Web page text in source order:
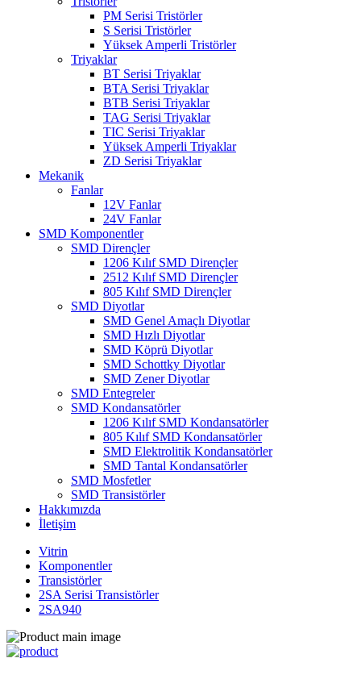
PM Serisi Tristörler
S Serisi Tristörler
Yüksek Amperli Tristörler
Triyaklar
BT Serisi Triyaklar
BTA Serisi Triyaklar
BTB Serisi Triyaklar
TAG Serisi Triyaklar
TIC Serisi Triyaklar
Yüksek Amperli Triyaklar
ZD Serisi Triyaklar
Mekanik
Fanlar
12V Fanlar
24V Fanlar
SMD Komponentler
SMD Dirençler
1206 Kılıf SMD Dirençler
2512 Kılıf SMD Dirençler
805 Kılıf SMD Dirençler
SMD Diyotlar
SMD Genel Amaçlı Diyotlar
SMD Hızlı Diyotlar
SMD Köprü Diyotlar
SMD Schottky Diyotlar
SMD Zener Diyotlar
SMD Entegreler
SMD Kondansatörler
1206 Kılıf SMD Kondansatörler
805 Kılıf SMD Kondansatörler
SMD Elektrolitik Kondansatörler
SMD Tantal Kondansatörler
SMD Mosfetler
SMD Transistörler
Hakkımızda
İletişim
Vitrin
Komponentler
Transistörler
2SA Serisi Transistörler
2SA940